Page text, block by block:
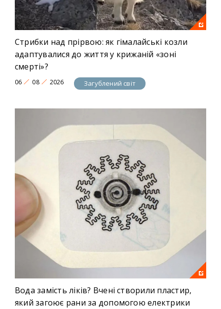
Стрибки над прірвою: як гімалайські козли
адаптувалися до життя у крижаній «зоні
смерті»?
06 08 2026 Загублений світ
Вода замість ліків? Вчені створили пластир,
який загоює рани за допомогою електрики